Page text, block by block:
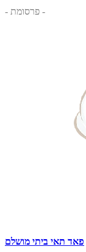
- פרסומת -
פאד תאי ביתי מושלם